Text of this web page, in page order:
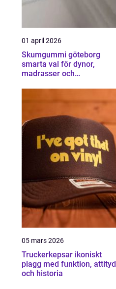
01 april 2026
Skumgummi göteborg
smarta val för dynor,
madrasser och
05 mars 2026
Truckerkepsar ikoniskt
plagg med funktion, attityd
och historia